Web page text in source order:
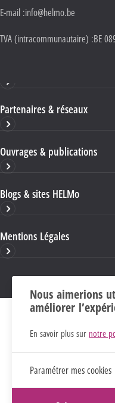
E-mail :info@helmo.be
TVA (intracommunautaire) :BE
Partenaires & réseaux
Ouvrages & publications
Blogs & sites HELMo
Mentions Légales
Nous aimerions
améliorer
En savoir plus sur notre
Paramétrer mes cookies